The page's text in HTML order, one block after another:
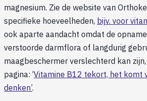
magnesium. Zie de website van
specifieke hoeveelheden, bijv. voor
ook aparte aandacht omdat de
verstoorde darmflora of langdurig
maagbeschermer verslechterd kan
pagina: ‘Vitamine B12 tekort, het komt
denken’.